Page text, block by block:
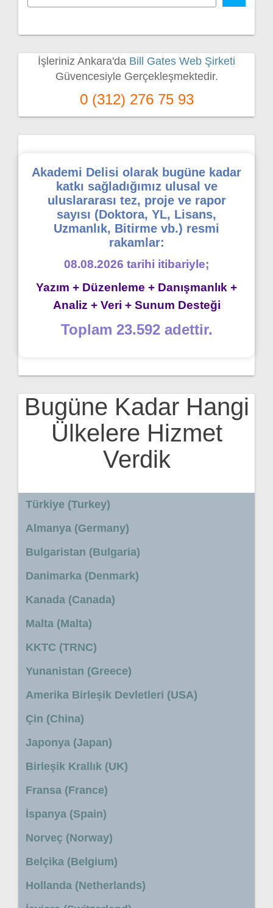
İşleriniz Ankara'da Bill Gates Web Şirketi
Güvencesiyle Gerçekleşmektedir.
0 (312) 276 75 93
Akademi Delisi olarak bugüne kadar
katkı sağladığımız ulusal ve
uluslararası tez, proje ve rapor
sayısı (Doktora, YL, Lisans,
Uzmanlık, Bitirme vb.) resmi
rakamlar:
08.08.2026 tarihi itibariyle;
Yazım + Düzenleme + Danışmanlık +
Analiz + Veri + Sunum Desteği
Toplam 23.592 adettir.
Bugüne Kadar Hangi
Ülkelere Hizmet
Verdik
Türkiye (Turkey)
Almanya (Germany)
Bulgaristan (Bulgaria)
Danimarka (Denmark)
Kanada (Canada)
Malta (Malta)
KKTC (TRNC)
Yunanistan (Greece)
Amerika Birleşik Devletleri (USA)
Çin (China)
Japonya (Japan)
Birleşik Krallık (UK)
Fransa (France)
İspanya (Spain)
Norveç (Norway)
Belçika (Belgium)
Hollanda (Netherlands)